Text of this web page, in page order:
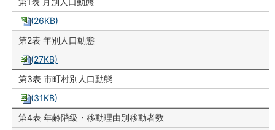
(26KB)
第2表 年別人口動態
(27KB)
第3表 市町村別人口動態
(31KB)
第4表 年齢階級・移動理由別移動者数